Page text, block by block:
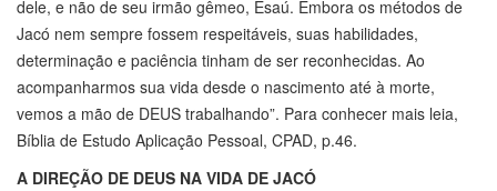
dele, e não de seu irmão gêmeo, Esaú. Embora os métodos de
Jacó nem sempre fossem respeitáveis, suas habilidades,
determinação e paciência tinham de ser reconhecidas. Ao
acompanharmos sua vida desde o nascimento até à morte,
vemos a mão de DEUS trabalhando”. Para conhecer mais leia,
Bíblia de Estudo Aplicação Pessoal, CPAD, p.46.
A DIREÇÃO DE DEUS NA VIDA DE JACÓ